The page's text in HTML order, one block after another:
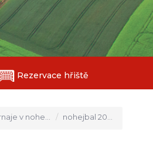
Rezervace hřiště
nohejbal 2006